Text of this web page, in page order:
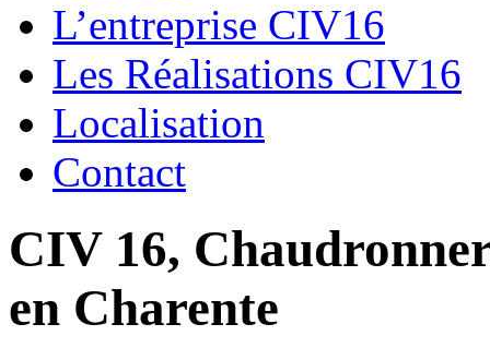
L’entreprise CIV16
Les Réalisations CIV16
Localisation
Contact
CIV 16,
en Charente